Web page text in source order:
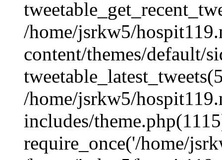
/home/jsrkw5/
content/themes/default/
/home/jsrkw5/
includes/
require_once('/home/